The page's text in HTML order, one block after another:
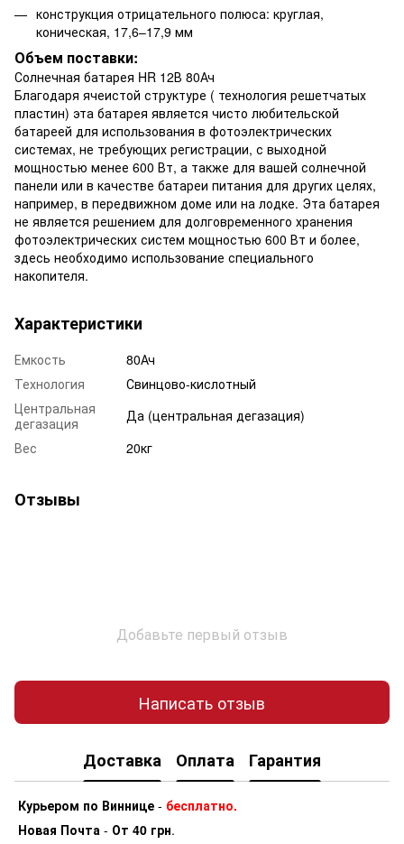
конструкция отрицательного полюса: круглая,
коническая, 17,6–17,9 мм
Объем поставки:
Солнечная батарея HR 12В 80Ач
Благодаря ячеистой структуре ( технология решетчатых
пластин) эта батарея является чисто любительской
батареей для использования в фотоэлектрических
системах, не требующих регистрации, с выходной
мощностью менее 600 Вт, а также для вашей солнечной
панели или в качестве батареи питания для других целях,
например, в передвижном доме или на лодке. Эта батарея
не является решением для долговременного хранения
фотоэлектрических систем мощностью 600 Вт и более,
здесь необходимо использование специального
накопителя.
Характеристики
Емкость
80Ач
Технология
Свинцово-кислотный
Центральная
дегазация
Да (центральная дегазация)
Вес
20кг
Отзывы
Добавьте первый отзыв
Написать отзыв
Доставка Оплата Гарантия
Курьером по Виннице - бесплатно.
Новая Почта - От 40 грн.